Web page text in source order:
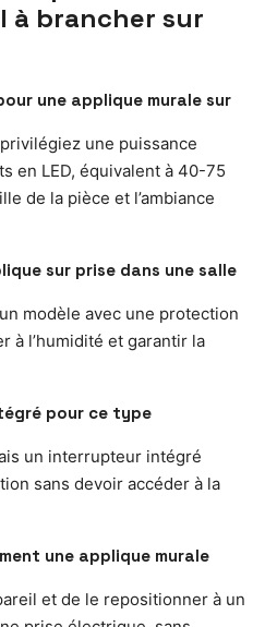
à brancher sur
une applique murale sur
une puissance
en LED, équivalent à 40-75
de la pièce et l’ambiance
sur prise dans une salle
modèle avec une protection
à l’humidité et garantir la
pour ce type
un interrupteur intégré
sans devoir accéder à la
une applique murale
et de le repositionner à un